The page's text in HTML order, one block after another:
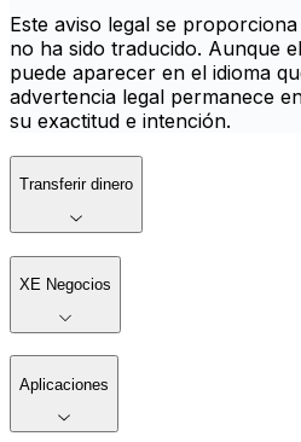
Este aviso legal se
no ha sido traducido. Aunque
puede aparecer en el idioma
advertencia legal permanece
su exactitud e intención.
Transferir dinero
XE Negocios
Aplicaciones